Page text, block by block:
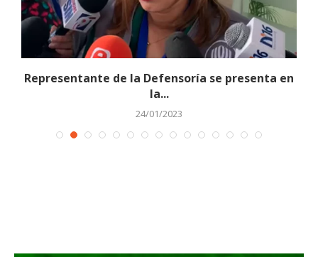
Representante de la Defensoría se presenta en
la...
24/01/2023